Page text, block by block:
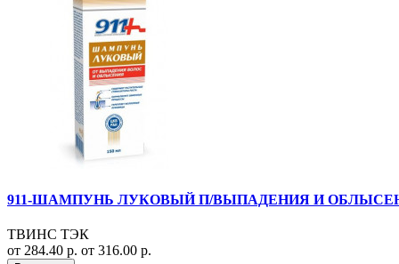
911-ШАМПУНЬ ЛУКОВЫЙ П/ВЫПАДЕНИЯ И
ТВИНС ТЭК
от 284.40 р. от 316.00 р.